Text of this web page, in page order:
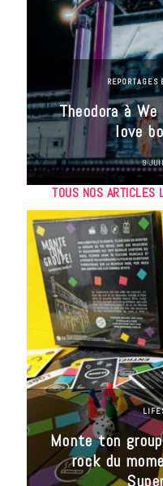
Theodora à
love
9
TOUS NOS ARTICLES
Monte ton
rock du